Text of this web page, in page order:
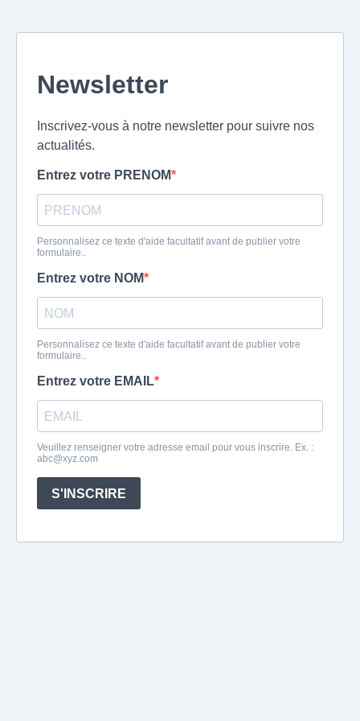
Newsletter
Inscrivez-vous à notre newsletter pour suivre nos
actualités.
Entrez votre PRENOM
Personnalisez ce texte d'aide facultatif avant de publier votre
formulaire..
Entrez votre NOM
Personnalisez ce texte d'aide facultatif avant de publier votre
formulaire..
Entrez votre EMAIL
Veuillez renseigner votre adresse email pour vous inscrire. Ex. :
abc@xyz.com
S'INSCRIRE